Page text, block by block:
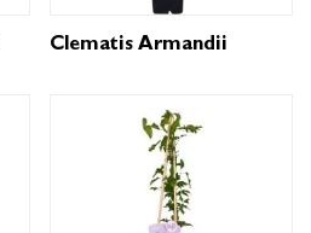
Clematis Armandii